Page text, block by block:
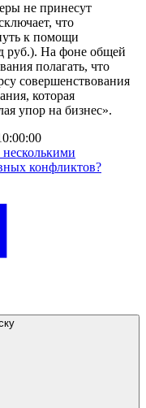
не принесут
что
к помощи
руб.). На фоне общей
полагать, что
совершенствования
которая
упор на бизнес».
конфликтов?